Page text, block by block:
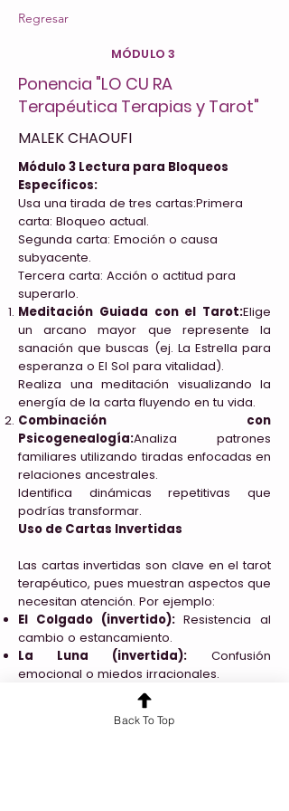
Regresar
MÓDULO 3
Ponencia "LO CU RA
Terapéutica Terapias y Tarot"
MALEK CHAOUFI
Módulo 3 Lectura para Bloqueos
Específicos:
Usa una tirada de tres cartas:Primera
carta: Bloqueo actual.
Segunda carta: Emoción o causa
subyacente.
Tercera carta: Acción o actitud para
superarlo.
Meditación Guiada con el Tarot:Elige
un arcano mayor que represente la
sanación que buscas (ej. La Estrella para
esperanza o El Sol para vitalidad).
Realiza una meditación visualizando la
energía de la carta fluyendo en tu vida.
Combinación con
Psicogenealogía:Analiza patrones
familiares utilizando tiradas enfocadas en
relaciones ancestrales.
Identifica dinámicas repetitivas que
podrías transformar.
Uso de Cartas Invertidas
Las cartas invertidas son clave en el tarot
terapéutico, pues muestran aspectos que
necesitan atención. Por ejemplo:
El Colgado (invertido):Resistencia al
cambio o estancamiento.
La Luna (invertida): Confusión
emocional o miedos irracionales.
El Mago (invertido):
Aprender a interpretar estas energías
Back To Top